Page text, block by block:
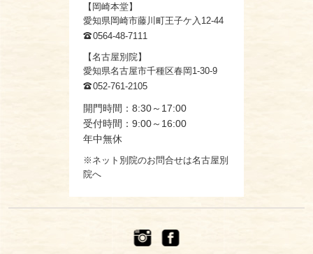
【岡崎本堂】
愛知県岡崎市藤川町王子ケ入12-44
0564-48-7111
【名古屋別院】
愛知県名古屋市千種区春岡1-30-9
052-761-2105
開門時間：8:30～17:00
受付時間：9:00～16:00
年中無休
※ネット別院のお問合せは名古屋別
院へ